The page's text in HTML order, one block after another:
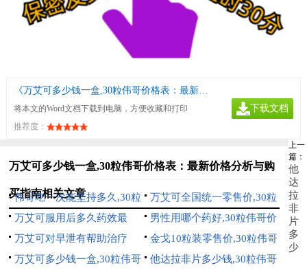
《万艾可多少钱一盒,30粒伟哥价格表：最新价格分析与购买指南》
将本文的Word文档下载到电脑，方便收藏和打印
推荐度：
下载文档
万艾可多少钱一盒,30粒伟哥价格表：最新价格分析与购
买指南相关文章
伟哥吃一次能坚持多久,30粒
伟哥价格表：全面解析药效持
续时间与价格对比指南
万艾可全国统一零售价,30粒
伟哥价格表一览，正品保障，
购买指南
万艾可服用后多久药效最
佳,30粒伟哥价格表：全面解
析药效时间与价格信息
男性用哪个药好,30粒伟哥价
格表：全面分析与选购指南
万艾可对早泄有帮助治疗
吗,30粒伟哥价格表：全面解
金戈10粒装零售价,30粒伟哥
价格表：2023年最新ED药物
万艾可多少钱一盒,30粒伟哥
他达拉非片多少钱,30粒伟哥
上一
篇：
他
达
拉
非
片
多
少